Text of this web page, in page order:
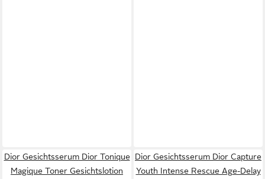
Dior Gesichtsserum Dior Tonique
Magique Toner Gesichtslotion
Dior Gesichtsserum Dior Capture
Youth Intense Rescue Age-Delay